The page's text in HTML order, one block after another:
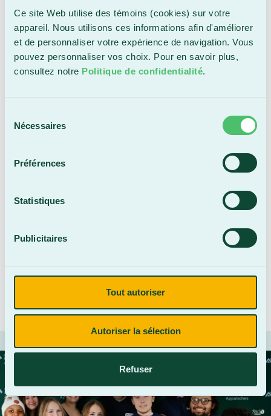
Ce site Web utilise des témoins (cookies) sur votre
appareil. Nous utilisons ces informations afin d'améliorer
et de personnaliser votre expérience de navigation. Vous
pouvez personnaliser vos choix. Pour en savoir plus,
consultez notre Politique de confidentialité.
Nécessaires
Préférences
Statistiques
Publicitaires
Tout autoriser
Autoriser la sélection
Refuser
(EEB). Le Cégep et la Fondation du
Cégep Beauce-Appalaches offrent une
bourse d’une valeur de 2 150 $ qui
permettra à un étudiant ou une
étudiante de vivre, pendant cinq jours
consécutifs, l’expérience de ce camp
unique au Québec. Seras-tu la personne
retenue?
DE LA FONDATION
Appalaches offre la possibilité d’obtenir
une bourse de 300 $ pour un projet
valorisant l’entrepreneuriat.
Pour en savoir plus